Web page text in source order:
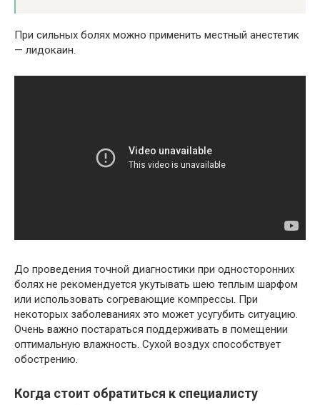
При сильных болях можно применить местный анестетик
— лидокаин.
До проведения точной диагностики при односторонних
болях не рекомендуется укутывать шею теплым шарфом
или использовать согревающие компрессы. При
некоторых заболеваниях это может усугубить ситуацию.
Очень важно постараться поддерживать в помещении
оптимальную влажность. Сухой воздух способствует
обострению.
Когда стоит обратиться к специалисту